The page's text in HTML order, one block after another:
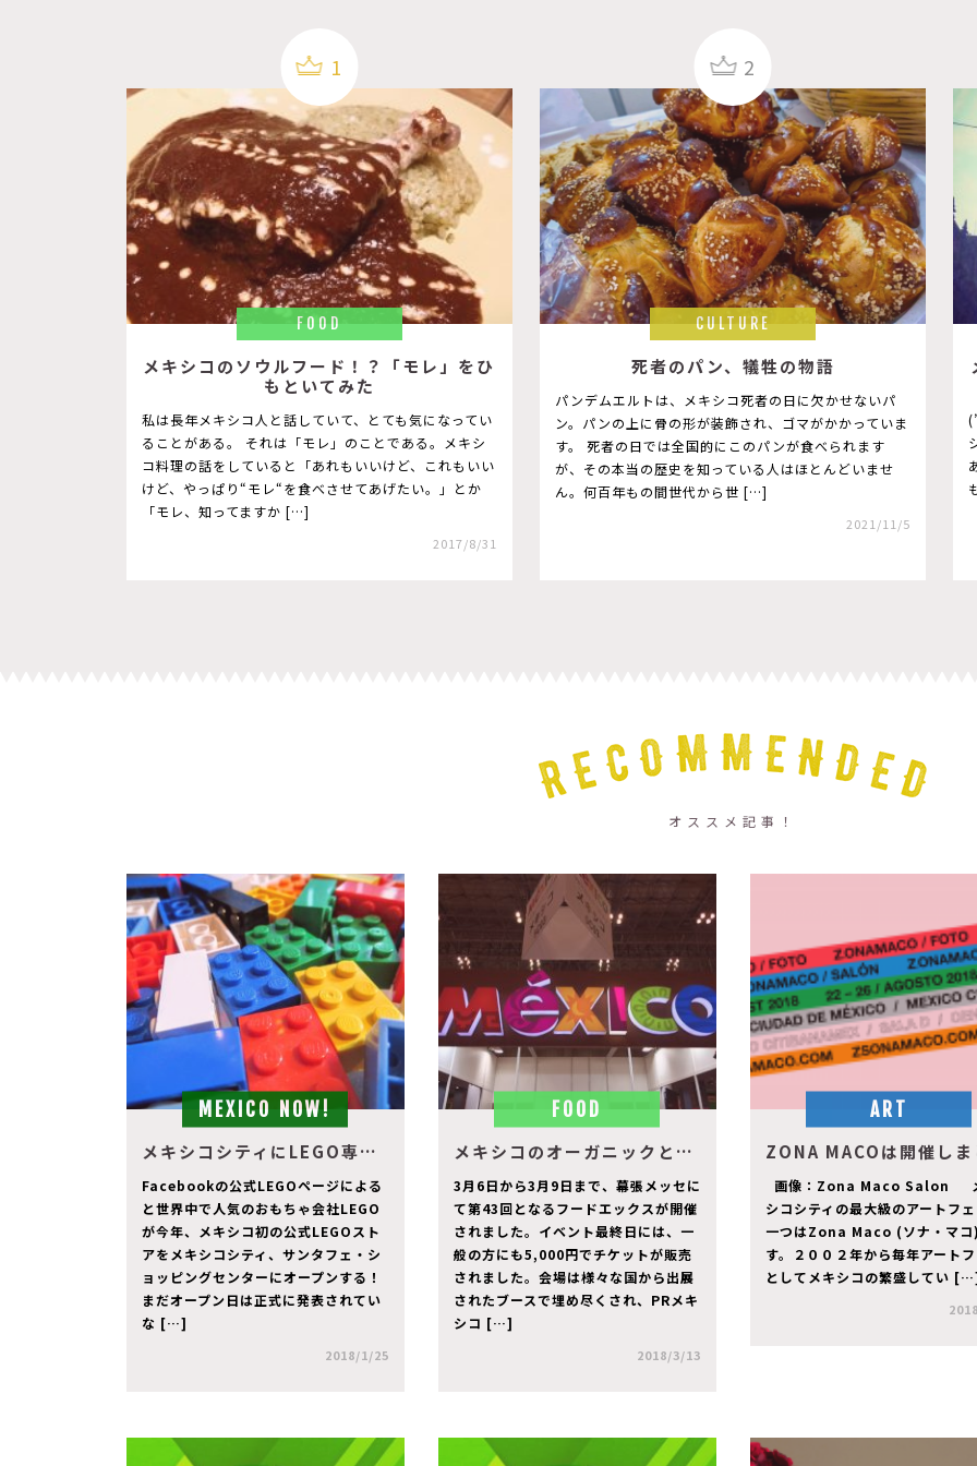
1
FOOD
メキシコのソウルフード！？「モレ」をひ
もといてみた
私は長年メキシコ人と話していて、とても気になってい
ることがある。 それは「モレ」のことである。メキシ
コ料理の話をしていると「あれもいいけど、これもいい
けど、やっぱり“モレ“を食べさせてあげたい。」とか
「モレ、知ってますか […]
2017/8/31
2
CULTURE
死者のパン、犠牲の物語
パンデムエルトは、メキシコ死者の日に欠かせないパ
ン。パンの上に骨の形が装飾され、ゴマがかかっていま
す。 死者の日では全国的にこのパンが食べられます
が、その本当の歴史を知っている人はほとんどいませ
ん。何百年もの間世代から世 […]
2021/11/5
オススメ記事！
MEXICO NOW!
メキシコシティにLEGO専門店が初出店！！
Facebookの公式LEGOページによる
と世界中で人気のおもちゃ会社LEGO
が今年、メキシコ初の公式LEGOスト
アをメキシコシティ、サンタフェ・シ
ョッピングセンターにオープンする！
まだオープン日は正式に発表されてい
な […]
2018/1/25
FOOD
メキシコのオーガニックとクラフトビールを紹介！！＠ FOODEX Japan 2018！！
3月6日から3月9日まで、幕張メッセに
て第43回となるフードエックスが開催
されました。イベント最終日には、一
般の方にも5,000円でチケットが販売
されました。会場は様々な国から出展
されたブースで埋め尽くされ、PRメキ
シコ […]
2018/3/13
ART
画像：Zona Maco Salon
シコシティの最大級のアートフ
一つはZona Maco (ソナ・マコ
す。２００２年から毎年アート
としてメキシコの繁盛してい